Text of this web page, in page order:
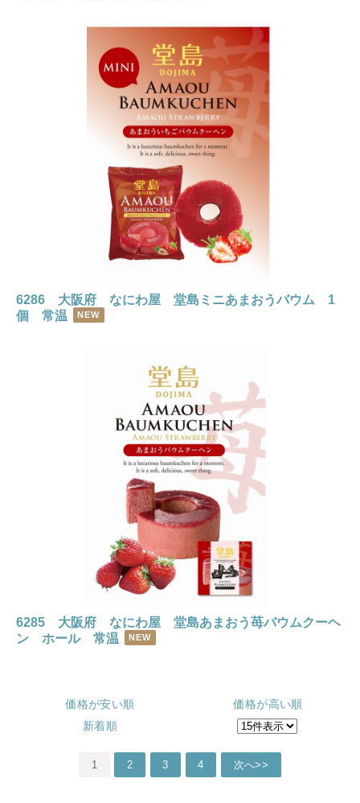
6286 大阪府 なにわ屋 堂島ミニあまおうバウム 1
個 常温
NEW
6285 大阪府 なにわ屋 堂島あまおう苺バウムクーヘ
ン ホール 常温
NEW
価格が安い順
価格が高い順
新着順
1 2 3 4 次へ>>